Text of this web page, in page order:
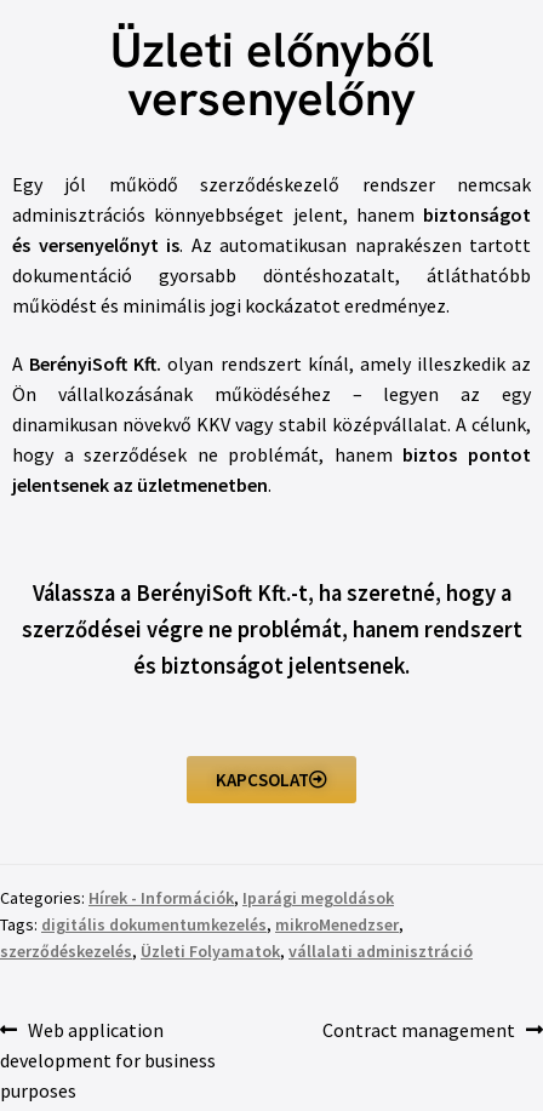
Üzleti előnyből
versenyelőny
Egy jól működő szerződéskezelő rendszer nemcsak
adminisztrációs könnyebbséget jelent, hanem biztonságot
és versenyelőnyt is. Az automatikusan naprakészen tartott
dokumentáció gyorsabb döntéshozatalt, átláthatóbb
működést és minimális jogi kockázatot eredményez.
A BerényiSoft Kft. olyan rendszert kínál, amely illeszkedik az
Ön vállalkozásának működéséhez – legyen az egy
dinamikusan növekvő KKV vagy stabil középvállalat. A célunk,
hogy a szerződések ne problémát, hanem biztos pontot
jelentsenek az üzletmenetben.
Válassza a BerényiSoft Kft.-t, ha szeretné, hogy a
szerződései végre ne problémát, hanem rendszert
és biztonságot jelentsenek.
KAPCSOLAT
Categories: Hírek - Információk, Iparági megoldások
Tags: digitális dokumentumkezelés, mikroMenedzser,
szerződéskezelés, Üzleti Folyamatok, vállalati adminisztráció
Web application
development for business
purposes
Contract management